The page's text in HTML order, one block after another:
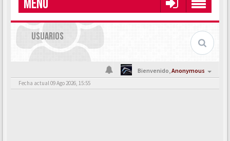
MENÚ
USUARIOS
Bienvenido,Anonymous
Fecha actual 09 Ago 2026, 15:55